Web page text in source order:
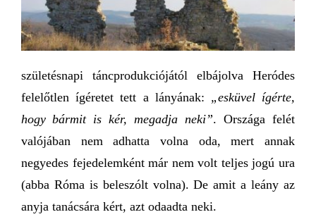
születésnapi táncprodukciójától elbájolva Heródes
felelőtlen ígéretet tett a lányának: „esküvel ígérte,
hogy bármit is kér, megadja neki”. Országa felét
valójában nem adhatta volna oda, mert annak
negyedes fejedelemként már nem volt teljes jogú ura
(abba Róma is beleszólt volna). De amit a leány az
anyja tanácsára kért, azt odaadta neki.